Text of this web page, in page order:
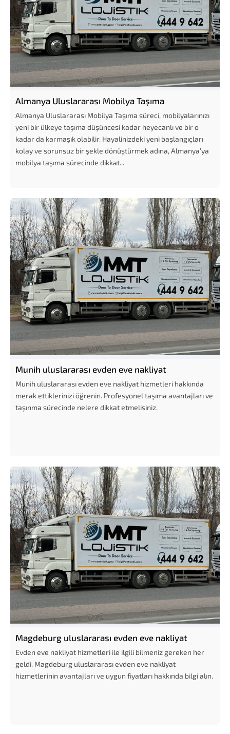
Almanya Uluslararası Mobilya Taşıma
Almanya Uluslararası Mobilya Taşıma süreci, mobilyalarınızı
yeni bir ülkeye taşıma düşüncesi kadar heyecanlı ve bir o
kadar da karmaşık olabilir. Hayalinizdeki yeni başlangıçları
kolay ve sorunsuz bir şekle dönüştürmek adına, Almanya’ya
mobilya taşıma sürecinde dikkat...
Munih uluslararası evden eve nakliyat
Munih uluslararası evden eve nakliyat hizmetleri hakkında
merak ettiklerinizi öğrenin. Profesyonel taşıma avantajları ve
taşınma sürecinde nelere dikkat etmelisiniz.
Magdeburg uluslararası evden eve nakliyat
Evden eve nakliyat hizmetleri ile ilgili bilmeniz gereken her
geldi. Magdeburg uluslararası evden eve nakliyat
hizmetlerinin avantajları ve uygun fiyatları hakkında bilgi alın.